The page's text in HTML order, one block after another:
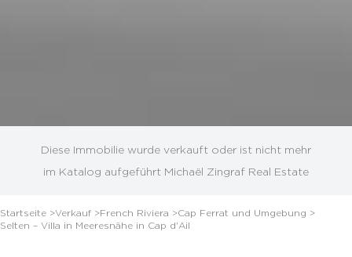
Diese Immobilie wurde verkauft oder ist nicht mehr
im Katalog aufgeführt Michaël Zingraf Real Estate
Startseite >Verkauf >French Riviera >Cap Ferrat und Umgebung >
Selten – Villa in Meeresnähe in Cap d'Ail